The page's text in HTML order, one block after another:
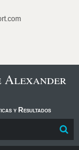
Alexander
y Resultados